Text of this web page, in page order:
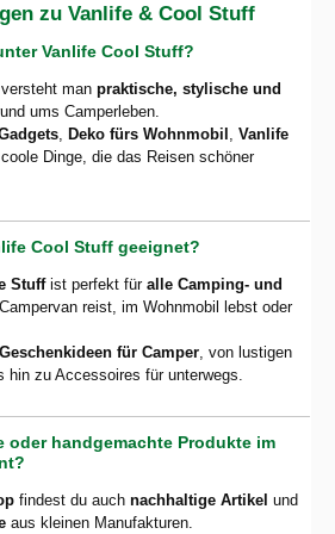
zu Vanlife & Cool Stuff
Vanlife Cool Stuff?
man praktische, stylische und
ums Camperleben.
Deko fürs Wohnmobil Vanlife
Dinge, die das Reisen schöner
Cool Stuff geeignet?
Stuffist perfekt für alle Camping- und
reist, im Wohnmobil lebst oder
Geschenkideen für Camper , von lustigen
hin zu Accessoires für unterwegs.
oder handgemachte Produkte im
findest du auch nachhaltige Artikel und
aus kleinen Manufakturen.